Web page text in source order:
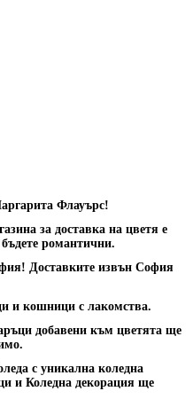
Флауърс!
за доставка на цветя е
романтични.
Доставките извън София
и кошници с лакомства.
добавени към цветята ще
с уникална коледна
и Коледна декорация ще